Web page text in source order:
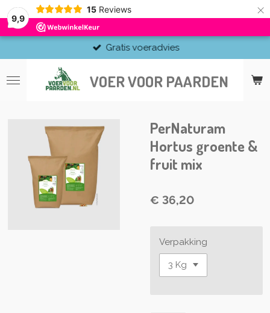
9,9
15 Reviews ×
VOER VOOR PAARDEN
Gratis voeradvies
PerNaturam
Hortus groente &
fruit mix
€ 36,20
Verpakking